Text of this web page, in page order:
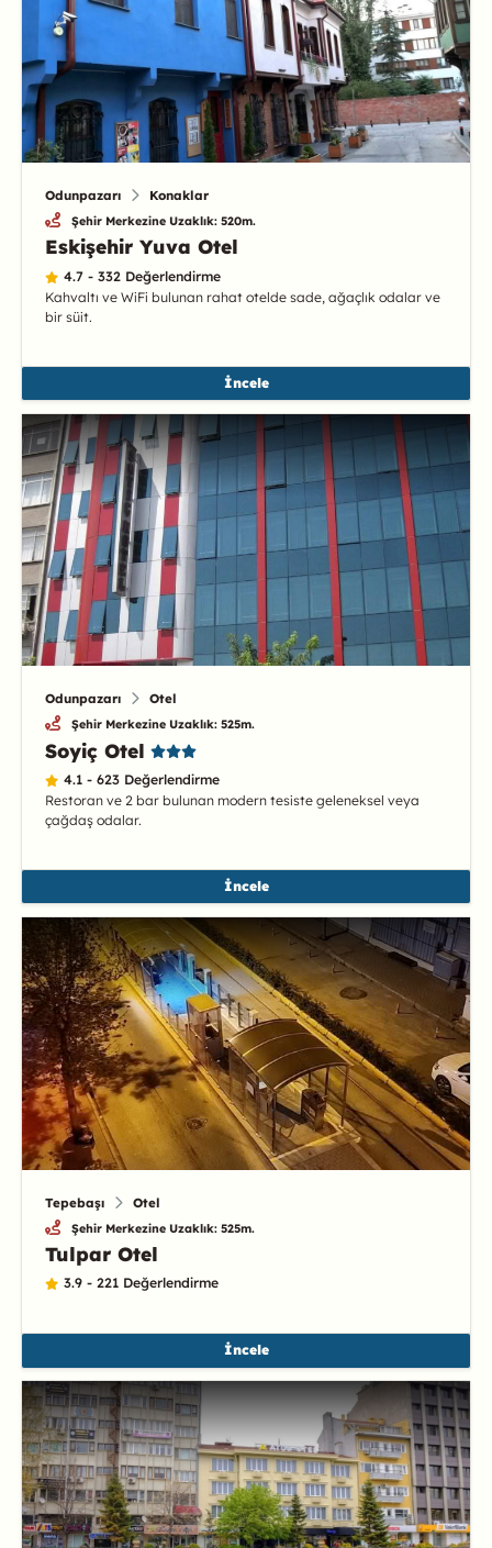
Odunpazarı Konaklar
Şehir Merkezine Uzaklık: 520m.
Eskişehir Yuva Otel
4.7 - 332 Değerlendirme
Kahvaltı ve WiFi bulunan rahat otelde sade, ağaçlık odalar ve
bir süit.
İncele
Odunpazarı Otel
Şehir Merkezine Uzaklık: 525m.
Soyiç Otel
4.1 - 623 Değerlendirme
Restoran ve 2 bar bulunan modern tesiste geleneksel veya
çağdaş odalar.
İncele
Tepebaşı Otel
Şehir Merkezine Uzaklık: 525m.
Tulpar Otel
3.9 - 221 Değerlendirme
İncele